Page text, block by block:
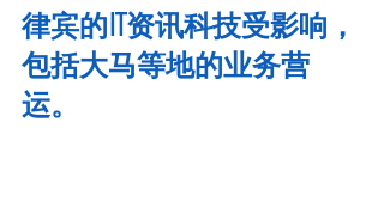
律宾的IT资讯科技受影响，
包括大马等地的业务营
运。